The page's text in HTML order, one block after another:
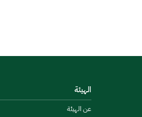
الهيئة
عن الهيئة